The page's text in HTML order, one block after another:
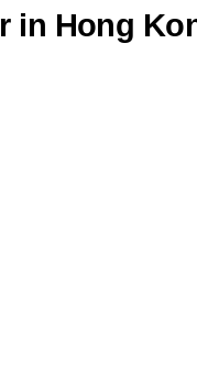
in Hong